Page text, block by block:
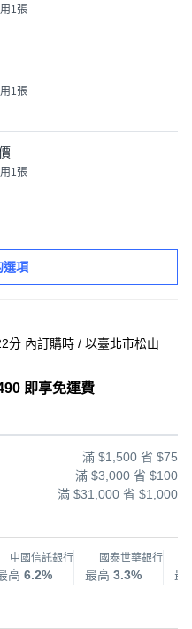
1張
1張
1張
選項
分 內訂購時 / 以臺北市松山
即享免運費
滿 $1,500 省 $75
滿 $3,000 省 $100
滿 $31,000 省 $1,000
中國信託銀行
高 6.2%
國泰世華銀行
最高 3.3% 最